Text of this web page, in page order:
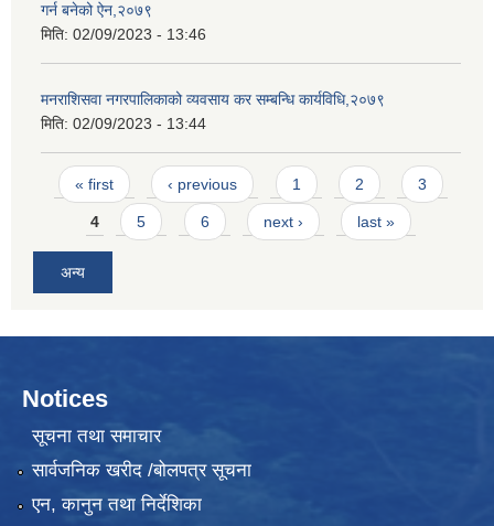
गर्न बनेको ऐन,२०७९
मिति: 02/09/2023 - 13:46
मनराशिसवा नगरपालिकाको व्यवसाय कर सम्बन्धि कार्यविधि,२०७९
मिति: 02/09/2023 - 13:44
Pages
« first ‹ previous 1 2 3
4 5 6 next › last »
अन्य
Notices
सूचना तथा समाचार
सार्वजनिक खरीद /बोलपत्र सूचना
एन, कानुन तथा निर्देशिका